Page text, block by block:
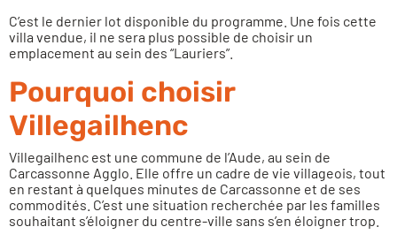
C’est le dernier lot disponible du programme. Une fois cette
villa vendue, il ne sera plus possible de choisir un
emplacement au sein des “Lauriers”.
Pourquoi choisir
Villegailhenc
Villegailhenc est une commune de l’Aude, au sein de
Carcassonne Agglo. Elle offre un cadre de vie villageois, tout
en restant à quelques minutes de Carcassonne et de ses
commodités. C’est une situation recherchée par les familles
souhaitant s’éloigner du centre-ville sans s’en éloigner trop.